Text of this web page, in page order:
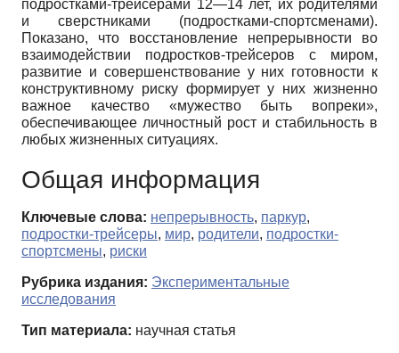
подростками-трейсерами 12—14 лет, их родителями
и сверстниками (подростками-спортсменами).
Показано, что восстановление непрерывности во
взаимодействии подростков-трейсеров с миром,
развитие и совершенствование у них готовности к
конструктивному риску формирует у них жизненно
важное качество «мужество быть вопреки»,
обеспечивающее личностный рост и стабильность в
любых жизненных ситуациях.
Общая информация
Ключевые слова: непрерывность, паркур,
подростки-трейсеры, мир, родители, подростки-
спортсмены, риски
Рубрика издания: Экспериментальные
исследования
Тип материала: научная статья